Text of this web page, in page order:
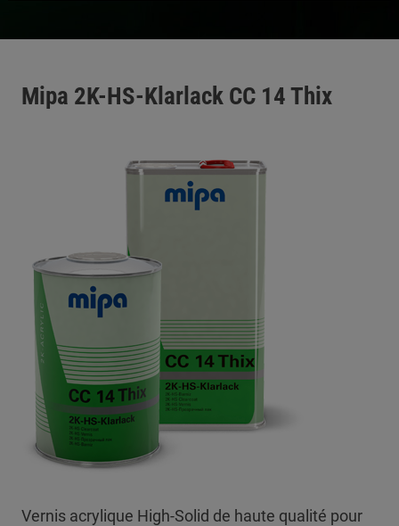
Mipa 2K-HS-Klarlack CC 14 Thix
Vernis acrylique High-Solid de haute qualité pour